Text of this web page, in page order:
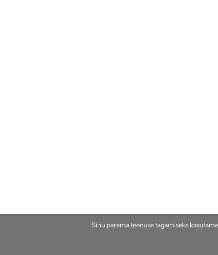
Sinu parema teenuse tagamiseks